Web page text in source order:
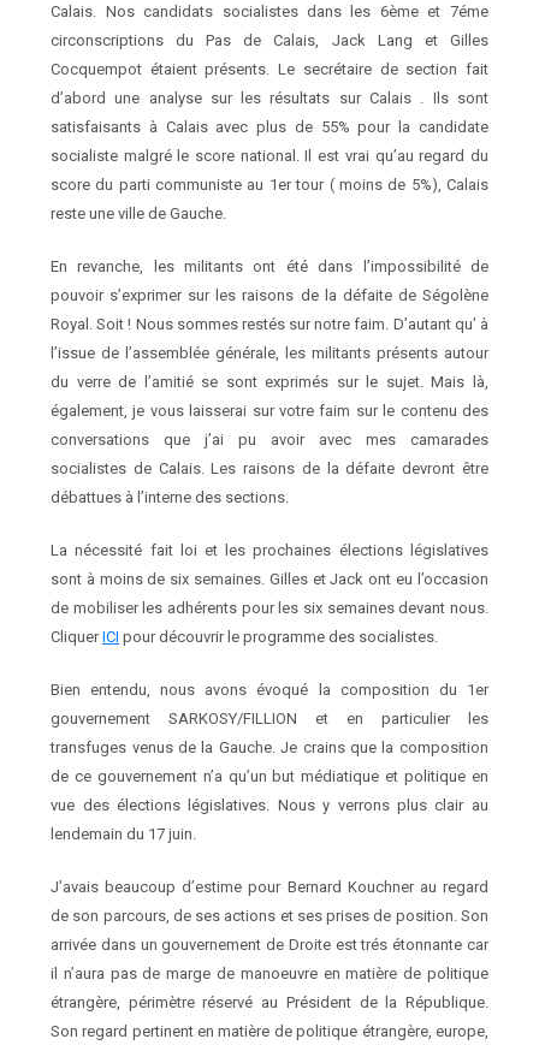
Calais. Nos candidats socialistes dans les 6ème et 7éme
circonscriptions du Pas de Calais, Jack Lang et Gilles
Cocquempot étaient présents . Le secrétaire de section fait
d’abord une analyse sur les résultats sur Calais
. Ils sont
satisfaisants à Calais avec plus de 55% pour la candidate
socialiste malgré le score national. Il est vrai qu’au regard du
score du parti communiste au 1er tour ( moins de 5%), Calais
reste une ville de Gauche.
En revanche, les militants ont été dans l’impossibilité de
pouvoir s’exprimer sur les raisons de la défaite de Ségolène
Royal. Soit ! Nous sommes restés sur notre faim. D’autant qu’ à
l’issue de l’assemblée générale, les militants présents autour
du verre de l’amitié se sont exprimés sur le sujet. Mais là,
également, je vous laisserai sur votre faim sur le contenu des
conversations que j’ai pu avoir avec mes camarades
socialistes de Calais. Les raisons de la défaite devront être
débattues à l’interne des sections.
La nécessité fait loi et les prochaines élections législatives
sont à moins de six semaines. Gilles et Jack ont eu l’occasion
de mobiliser les adhérents pour les six semaines devant nous.
CliquerICI pour découvrir le programme des socialistes.
Bien entendu, nous avons évoqué la composition du 1er
gouvernement SARKOSY/FILLION et en particulier les
transfuges venus de la Gauche. Je crains que la composition
de ce gouvernement n’a qu’un but médiatique et politique en
vue des élections législatives. Nous y verrons plus clair au
lendemain du 17 juin.
J’avais beaucoup d’estime pour Bernard Kouchner au regard
de son parcours, de ses actions et ses prises de position. Son
arrivée dans un gouvernement de Droite est trés étonnante car
il n’aura pas de marge de manoeuvre en matière de politique
étrangère, périmètre réservé au Président de la République.
Son regard pertinent en matière de politique étrangère, europe,